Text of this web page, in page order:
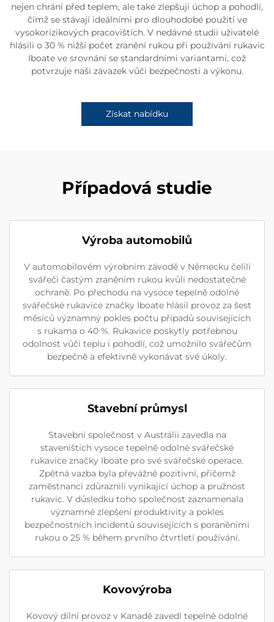
nejen chrání před teplem, ale také zlepšují úchop a pohodlí,
čímž se stávají ideálními pro dlouhodobé použití ve
vysokorizikových pracovištích. V nedávné studii uživatelé
hlásili o 30 % nižší počet zranění rukou při používání rukavic
Iboate ve srovnání se standardními variantami, což
potvrzuje naši závazek vůči bezpečnosti a výkonu.
Získat nabídku
Případová studie
Výroba automobilů
V automobilovém výrobním závodě v Německu čelili
svářeči častým zraněním rukou kvůli nedostatečné
ochraně. Po přechodu na vysoce tepelně odolné
svářečské rukavice značky Iboate hlásil provoz za šest
měsíců významný pokles počtu případů souvisejících
s rukama o 40 %. Rukavice poskytly potřebnou
odolnost vůči teplu i pohodlí, což umožnilo svářečům
bezpečně a efektivně vykonávat své úkoly.
Stavební průmysl
Stavební společnost v Austrálii zavedla na
staveništích vysoce tepelně odolné svářečské
rukavice značky Iboate pro své svářečské operace.
Zpětná vazba byla převážně pozitivní, přičemž
zaměstnanci zdůraznili vynikající úchop a pružnost
rukavic. V důsledku toho společnost zaznamenala
významné zlepšení produktivity a pokles
bezpečnostních incidentů souvisejících s poraněními
rukou o 25 % během prvního čtvrtletí používání.
Kovovýroba
Kovový dílní provoz v Kanadě zavedl tepelně odolné